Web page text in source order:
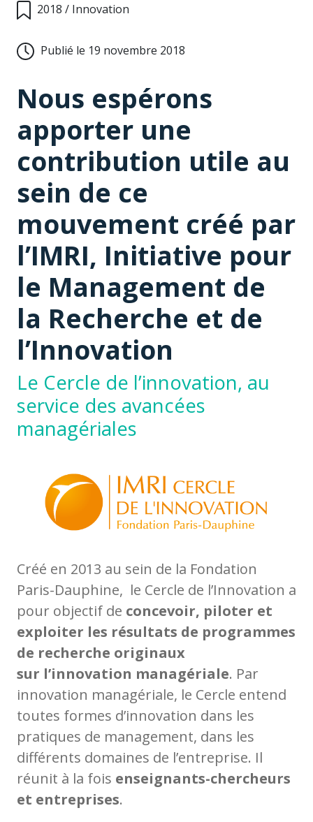
2018 / Innovation
Publié le 19 novembre 2018
Nous espérons
apporter une
contribution utile au
sein de ce
mouvement créé par
l’IMRI, Initiative pour
le Management de
la Recherche et de
l’Innovation
Le Cercle de l’innovation, au
service des avancées
managériales
Créé en 2013 au sein de la Fondation
Paris-Dauphine, le Cercle de l’Innovation a
pour objectif de concevoir, piloter et
exploiter les résultats de programmes
de recherche originaux
sur l’innovation managériale. Par
innovation managériale, le Cercle entend
toutes formes d’innovation dans les
pratiques de management, dans les
différents domaines de l’entreprise. Il
réunit à la fois enseignants-chercheurs
et entreprises.